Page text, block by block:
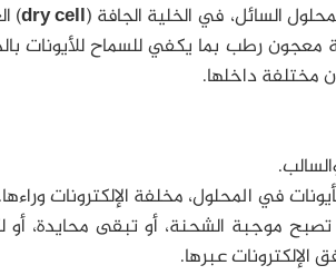
السائل، في الخلية الجافة (dry cell
)
معجون رطب بما يكفي للسماح للأيونات
مختلفة داخلها.
تصبح موجبة الشحنة، أو تبقى محايدة، أو
عبرها.